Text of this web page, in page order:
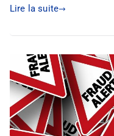
Lire la suite